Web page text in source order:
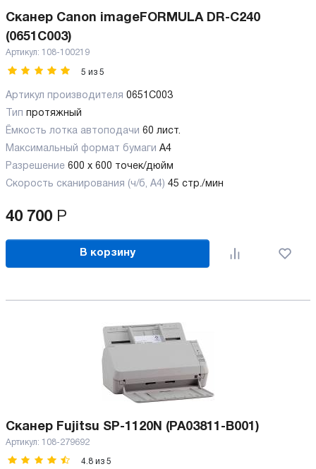
Сканер Canon imageFORMULA DR-C240
(0651C003)
Артикул: 108-100219
5 из 5
Артикул производителя 0651C003
Тип протяжный
Ёмкость лотка автоподачи 60 лист.
Максимальный формат бумаги А4
Разрешение 600 x 600 точек/дюйм
Скорость сканирования (ч/б, А4) 45 стр./мин
40 700 Р
В корзину
Сканер Fujitsu SP-1120N (PA03811-B001)
Артикул: 108-279692
4.8 из 5